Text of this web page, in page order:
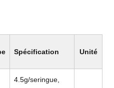
Spécification Unité
4.5g/seringue,